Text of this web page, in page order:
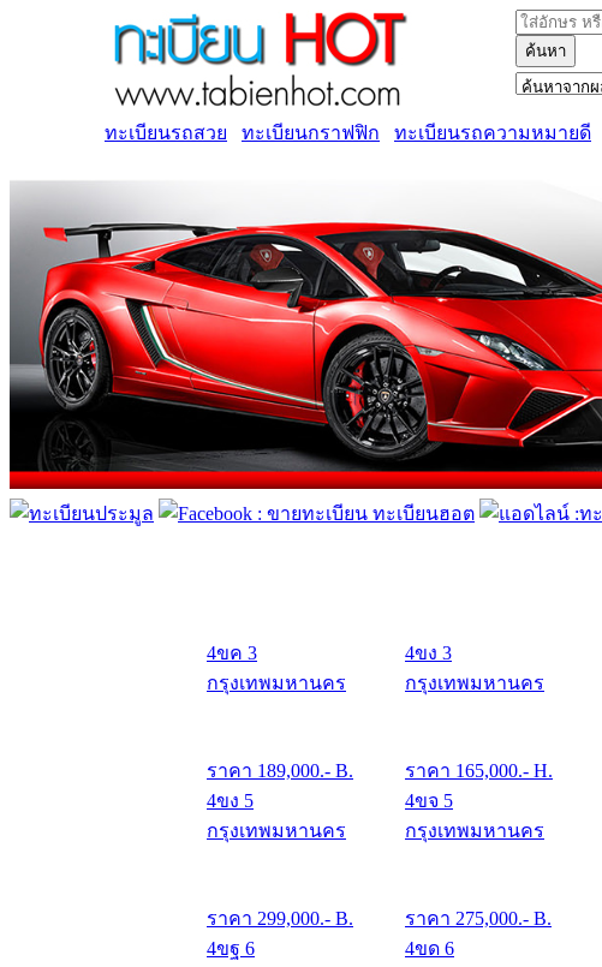
ค้นหา
ทะเบียนรถสวย ทะเบียนกราฟฟิก ทะเบียนรถความหมายดี
4ขค 3
กรุงเทพมหานคร
ราคา 189,000.- B.
4ขง 3
กรุงเทพมหานคร
ราคา 165,000.- H.
4ขง 5
กรุงเทพมหานคร
ราคา 299,000.- B.
4ขจ 5
กรุงเทพมหานคร
ราคา 275,000.- B.
4ขฐ 6
4ขด 6